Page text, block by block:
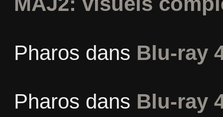
Pharos dans Blu-ray
Pharos dans Blu-ray